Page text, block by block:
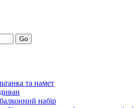
та намет
набір